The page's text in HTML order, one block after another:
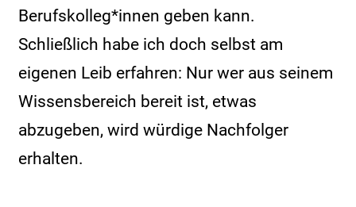
Berufskolleg*innen geben kann.
Schließlich habe ich doch selbst am
eigenen Leib erfahren: Nur wer aus seinem
Wissensbereich bereit ist, etwas
abzugeben, wird würdige Nachfolger
erhalten.